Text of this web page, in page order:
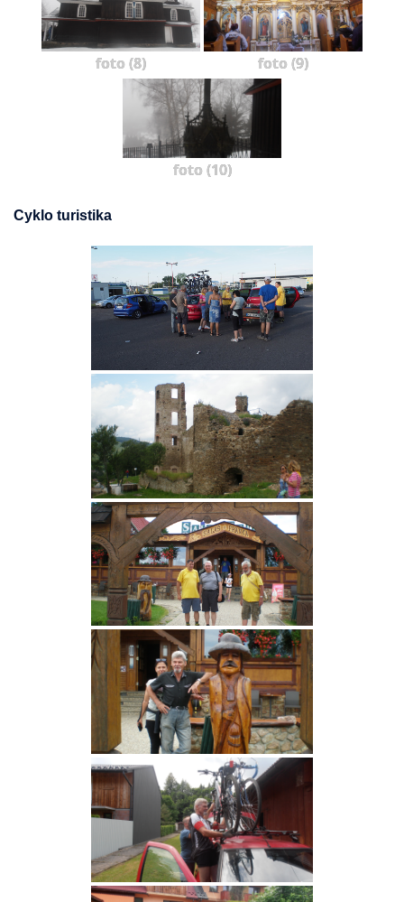
foto (8) foto (9)
foto (10)
Cyklo turistika